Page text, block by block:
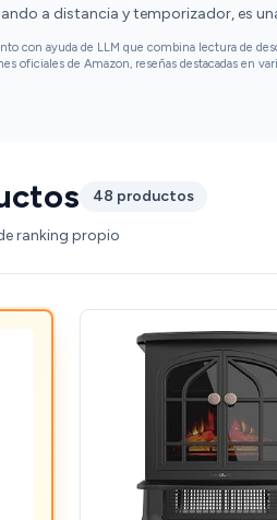
a distancia y temporizador, es
con ayuda de LLM que combina lectura de
oficiales de Amazon, reseñas destacadas en
48 productos
ranking propio